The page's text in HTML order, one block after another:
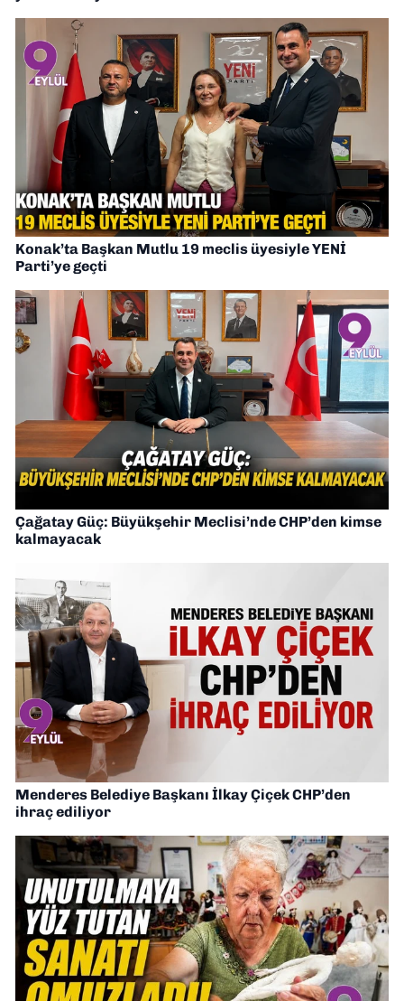
Konak’ta Başkan Mutlu 19 meclis üyesiyle YENİ
Parti’ye geçti
Çağatay Güç: Büyükşehir Meclisi’nde CHP’den kimse
kalmayacak
Menderes Belediye Başkanı İlkay Çiçek CHP’den
ihraç ediliyor